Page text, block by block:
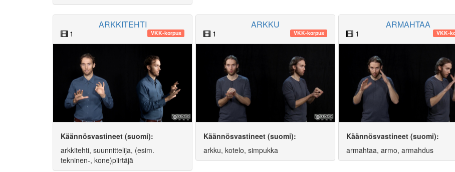
ARKKITEHTI
1 VKK-korpus
Käännösvastineet (suomi):
arkkitehti, suunnittelija, (esim.
tekninen-, kone)piirtäjä
ARKKU
1 VKK-korpus
Käännösvastineet (suomi):
arkku, kotelo, simpukka
ARMAHTAA
1 VKK-
Käännösvastineet (suomi):
armahtaa, armo, armahdus